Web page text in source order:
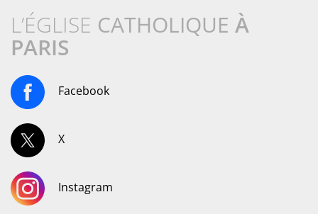
L’ÉGLISE CATHOLIQUE À
PARIS
Facebook
X
Instagram